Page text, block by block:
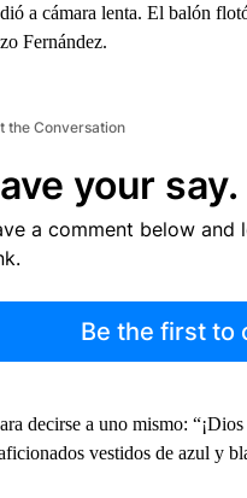
a cámara lenta. El balón
Fernández.
the Conversation
your say.
a comment below and
Be the first to
decirse a uno mismo:
vestidos de azul y